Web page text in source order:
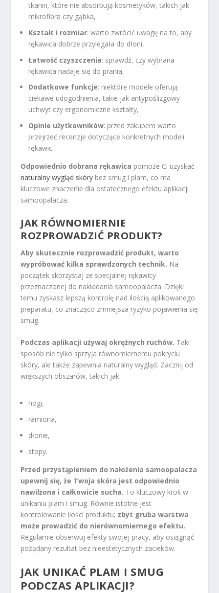
tkanin, które nie absorbują kosmetyków, takich jak
mikrofibra czy gąbka,
Kształt i rozmiar: warto zwrócić uwagę na to, aby
rękawica dobrze przylegała do dłoni,
Łatwość czyszczenia: sprawdź, czy wybrana
rękawica nadaje się do prania,
Dodatkowe funkcje: niektóre modele oferują
ciekawe udogodnienia, takie jak antypoślizgowy
uchwyt czy ergonomiczne kształty,
Opinie użytkowników: przed zakupem warto
przejrzeć recenzje dotyczące konkretnych modeli
rękawic.
Odpowiednio dobrana rękawica pomoże Ci uzyskać
naturalny wygląd skóry bez smug i plam, co ma
kluczowe znaczenie dla ostatecznego efektu aplikacji
samoopalacza.
JAK RÓWNOMIERNIE
ROZPROWADZIĆ PRODUKT?
Aby skutecznie rozprowadzić produkt, warto
wypróbować kilka sprawdzonych technik. Na
początek skorzystaj ze specjalnej rękawicy
przeznaczonej do nakładania samoopalacza. Dzięki
temu zyskasz lepszą kontrolę nad ilością aplikowanego
preparatu, co znacząco zmniejsza ryzyko pojawienia się
smug.
Podczas aplikacji używaj okrężnych ruchów. Taki
sposób nie tylko sprzyja równomiernemu pokryciu
skóry, ale także zapewnia naturalny wygląd. Zacznij od
większych obszarów, takich jak:
nogi,
ramiona,
dłonie,
stopy.
Przed przystąpieniem do nałożenia samoopalacza
upewnij się, że Twoja skóra jest odpowiednio
nawilżona i całkowicie sucha. To kluczowy krok w
unikaniu plam i smug. Równie istotne jest
kontrolowanie ilości produktu; zbyt gruba warstwa
może prowadzić do nierównomiernego efektu.
Regularnie obserwuj efekty swojej pracy, aby osiągnąć
pożądany rezultat bez nieestetycznych zacieków.
JAK UNIKAĆ PLAM I SMUG
PODCZAS APLIKACJI?